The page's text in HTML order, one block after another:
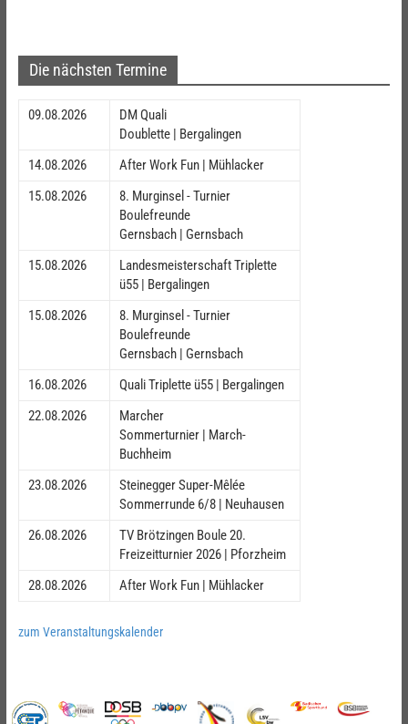
Die nächsten Termine
09.08.2026
DM Quali
Doublette | Bergalingen
14.08.2026
After Work Fun | Mühlacker
15.08.2026
8. Murginsel - Turnier
Boulefreunde
Gernsbach | Gernsbach
15.08.2026
Landesmeisterschaft Triplette
ü55 | Bergalingen
15.08.2026
8. Murginsel - Turnier
Boulefreunde
Gernsbach | Gernsbach
16.08.2026
Quali Triplette ü55 | Bergalingen
22.08.2026
Marcher
Sommerturnier | March-
Buchheim
23.08.2026
Steinegger Super-Mêlée
Sommerrunde 6/8 | Neuhausen
26.08.2026
TV Brötzingen Boule 20.
Freizeitturnier 2026 | Pforzheim
28.08.2026
After Work Fun | Mühlacker
zum Veranstaltungskalender